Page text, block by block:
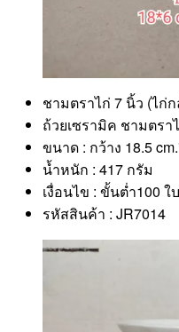
ชามตราไก่ 7 นิ้ว (ไก่
ถ้วยเซรามิค ชามตรา
ขนาด : กว้าง 18.5
น้ำหนัก : 417 กรัม
เงื่อนไข : ขั้นต่ำ100 ใ
รหัสสินค้า : JR7014